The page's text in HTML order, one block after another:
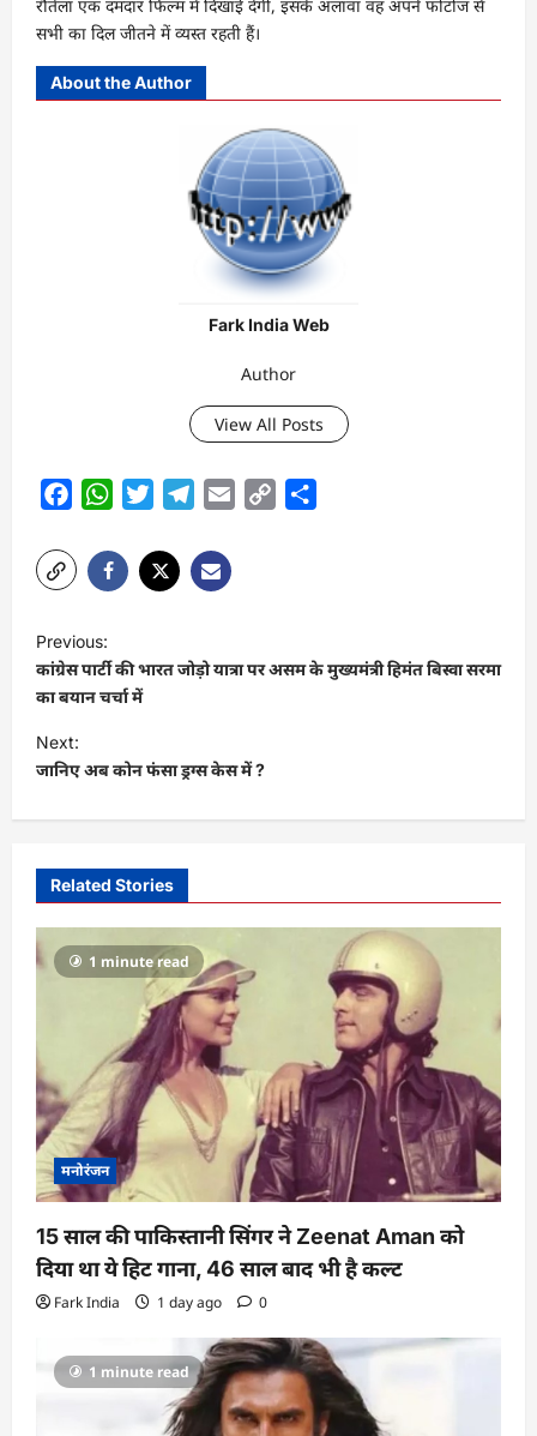
रौतेला एक दमदार फिल्म में दिखाई देंगी, इसके अलावा वह अपने फोटोज से
सभी का दिल जीतने में व्यस्त रहती हैं।
About the Author
Fark India Web
Author
View All Posts
FacebookWhatsAppTwitterTelegram
Email
Copy
o
s
t
n
a
g
a
o
n
Previous:
कांग्रेस पार्टी की भारत जोड़ो यात्रा पर असम के मुख्यमंत्री हिमंत बिस्वा सरमा
का बयान चर्चा में
Next:
जानिए अब कोन फंसा ड्रग्स केस में ?
Related Stories
1 minute read
मनोरंजन
15 साल की पाकिस्तानी सिंगर ने Zeenat Aman को
दिया था ये हिट गाना, 46 साल बाद भी है कल्ट
Fark India 1 day ago 0
1 minute read